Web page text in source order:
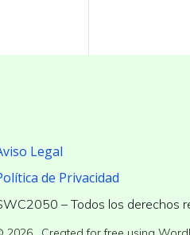
Legal
de Privacidad
– Todos los derechos